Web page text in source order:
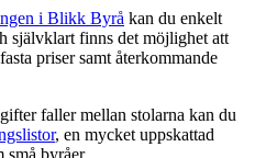
i Blikk Byrå kan du enkelt
självklart finns det möjlighet att
priser samt återkommande
faller mellan stolarna kan du
, en mycket uppskattad
små byråer.